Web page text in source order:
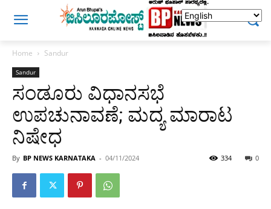
Home Sandur
Sandur
ಸಂಡೂರು ವಿಧಾನಸಭೆ
ಉಪಚುನಾವಣೆ; ಮದ್ಯ ಮಾರಾಟ
ನಿಷೇಧ
By BP NEWS KARNATAKA - 04/11/2024 0
334